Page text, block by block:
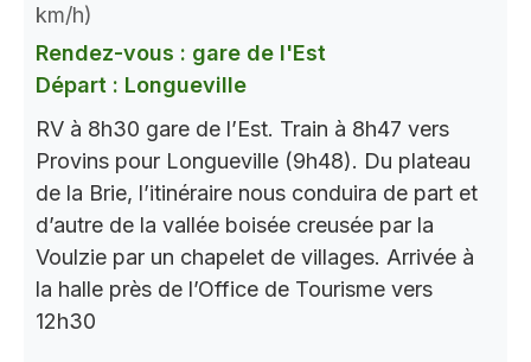
km/h)
Rendez-vous : gare de l'Est
Départ : Longueville
RV à 8h30 gare de l’Est. Train à 8h47 vers
Provins pour Longueville (9h48). Du plateau
de la Brie, l’itinéraire nous conduira de part et
d’autre de la vallée boisée creusée par la
Voulzie par un chapelet de villages. Arrivée à
la halle près de l’Office de Tourisme vers
12h30